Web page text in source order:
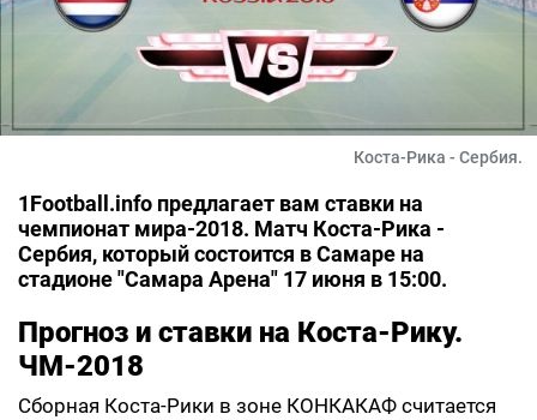
Коста-Рика - Сербия.
1Football.info предлагает вам ставки на
чемпионат мира-2018. Матч Коста-Рика -
Сербия, который состоится в Самаре на
стадионе "Самара Арена" 17 июня в 15:00.
Прогноз и ставки на Коста-Рику.
ЧМ-2018
Сборная Коста-Рики в зоне КОНКАКАФ считается